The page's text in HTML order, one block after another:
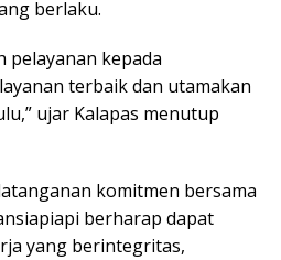
berlaku.
pelayanan kepada
terbaik dan utamakan
ujar Kalapas menutup
komitmen bersama
berharap dapat
yang berintegritas,